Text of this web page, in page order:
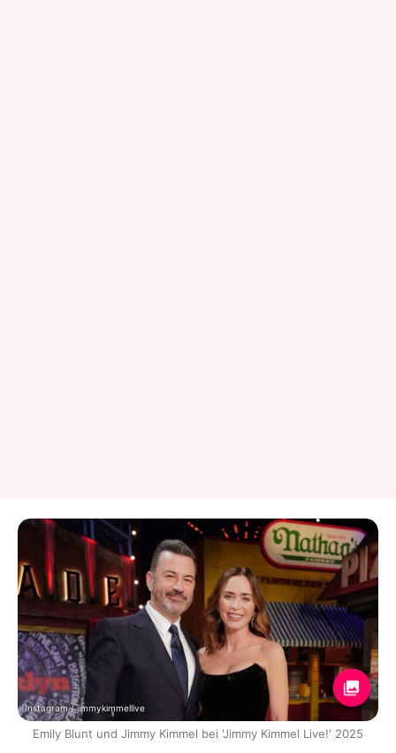
Instagram / jimmykimmellive
Emily Blunt und Jimmy Kimmel bei 'Jimmy Kimmel Live!' 2025